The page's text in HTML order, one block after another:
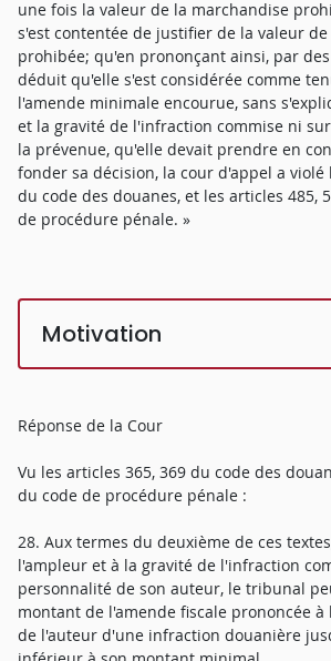
une fois la valeur de la marchandise
s'est contentée de justifier de la valeur
prohibée; qu'en prononçant ainsi, par
déduit qu'elle s'est considérée comme
l'amende minimale encourue, sans
et la gravité de l'infraction commise ni
la prévenue, qu'elle devait prendre en
fonder sa décision, la cour d'appel a violé
du code des douanes, et les articles 485,
de procédure pénale. »
Motivation
Réponse de la Cour
Vu les articles 365, 369 du code des
du code de procédure pénale :
28. Aux termes du deuxième de ces
l'ampleur et à la gravité de l'infraction
personnalité de son auteur, le tribunal
montant de l'amende fiscale prononcée à
de l'auteur d'une infraction douanière